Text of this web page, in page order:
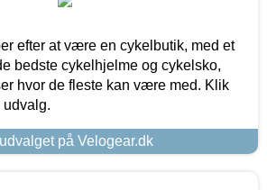
efter at være en cykelbutik, med et
bedste cykelhjelme og cykelsko,
hvor de fleste kan være med. Klik
udvalg.
på Velogear.dk